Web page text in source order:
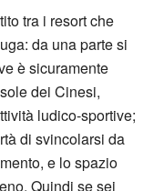
tra i resort che
da una parte si
è sicuramente
dei Cinesi,
ludico-sportive;
di svincolarsi da
e lo spazio
Quindi se sei